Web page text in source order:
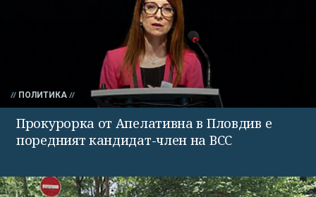
ПОЛИТИКА
Прокурорка от Апелативна в Пловдив е
поредният кандидат-член на ВСС